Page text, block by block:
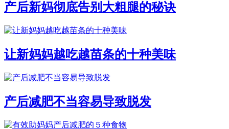
产后新妈彻底告别大粗腿的秘诀
让新妈妈越吃越苗条的十种美味
产后减肥不当容易导致脱发